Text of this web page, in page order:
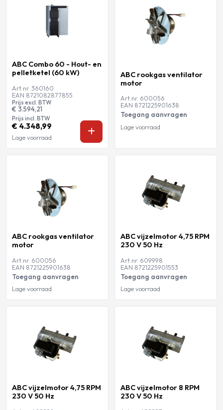
ABC Combo 60 - Hout- en
pelletketel (60 kW)
Art.nr. 360160
EAN 8721082877855
Prijs excl. BTW
€ 3.594,21
Prijs incl. BTW
€ 4.348,99
Lage voorraad
ABC rookgas ventilator
motor
Art.nr. 600056
EAN 8721225901638
Toegang aanvragen
Lage voorraad
ABC rookgas ventilator
motor
Art.nr. 600056
EAN 8721225901638
Toegang aanvragen
Lage voorraad
ABC vijzelmotor 4,75 RPM
230 V 50 Hz
Art.nr. 609998
EAN 8721225901553
Toegang aanvragen
Lage voorraad
ABC vijzelmotor 4,75 RPM
230 V 50 Hz
ABC vijzelmotor 8 RPM
230 V 50 Hz